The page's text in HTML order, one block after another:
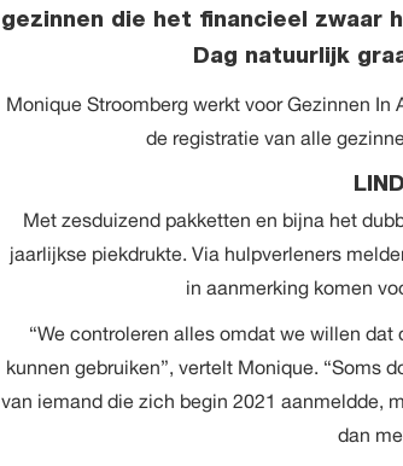
gezinnen die het financieel zwaar
Dag natuurlijk
Monique Stroomberg werkt voor Gezinnen In
de registratie van alle
Met zesduizend pakketten en bijna het
jaarlijkse piekdrukte. Via hulpverleners
in aanmerking komen
“We controleren alles omdat we willen
kunnen gebruiken”, vertelt Monique. “Soms
van iemand die zich begin 2021 aanmeldde,
dan